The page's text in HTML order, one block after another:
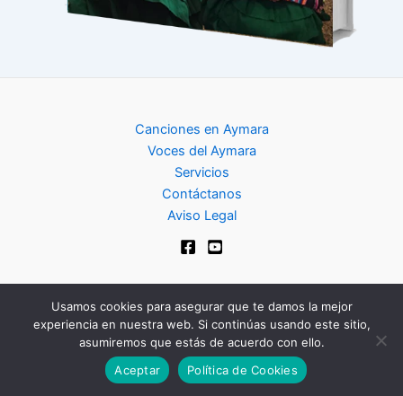
Canciones en Aymara
Voces del Aymara
Servicios
Contáctanos
Aviso Legal
Copyright © 2024 | Club de Aymara
Usamos cookies para asegurar que te damos la mejor
experiencia en nuestra web. Si continúas usando este sitio,
asumiremos que estás de acuerdo con ello.
Aceptar
Política de Cookies